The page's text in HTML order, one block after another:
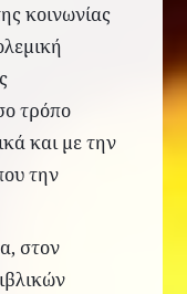
κοινωνίας
τρόπο
και με την
την
στον